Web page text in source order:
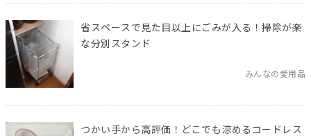
省スペースで見た目以上にごみが入る！掃除が楽
な分別スタンド
みんなの愛用品
つかい手から高評価！どこでも涼めるコードレス